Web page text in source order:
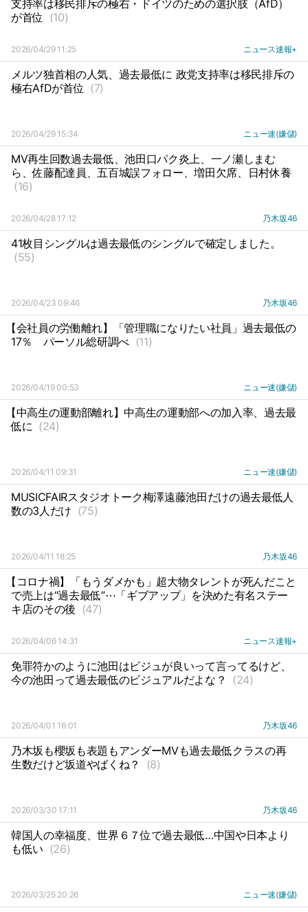
支持率は移民排斥の極右・ドイツのための選択肢（AfD）
が首位 (10)
2026/04/29 11:25 ニュース速報+
メルツ独首相の人気、過去最低に 政党支持率は移民排斥の
極右AfDが首位 (7)
2026/04/29 15:34 ニュー速(嫌儲)
MV再生回数過去最低、池田口パク炎上、一ノ瀬しまむ
ら、佐藤配達員、五百城誤フォロー、増田欠席、日村休養
(16)
2026/04/28 17:12 乃木坂46
41枚目シングルは過去最低のシングルで確定しました。
(55)
2026/04/23 09:46 乃木坂46
【会社員の労働離れ】「管理職になりたい社員」過去最低の
17％
パーソル総研調べ (11)
2026/04/19 00:53 ニュー速(嫌儲)
【中高生の運動部離れ】中高生の運動部への加入率、過去最
低に (24)
2026/04/11 09:31 ニュー速(嫌儲)
MUSICFAIRスタジオトーク梅澤遠藤池田だけの過去最低人
数の3人だけ (75)
2026/04/11 18:25 乃木坂46
【コロナ禍】「もうダメかも」超大物タレントが死んだこと
で売上は“過去最低”⋯「ギブアップ」を決めた有名ステー
キ店のその後 (47)
2026/04/06 14:31 ニュース速報+
免罪符かのように池田はビジュが良いって言ってるけど、
今の池田って過去最低のビジュアルだよな？
(24)
2026/04/01 16:01 乃木坂46
乃木坂も櫻坂も表題もアンダーMVも過去最低クラスの再
生数だけど坂道やばくね？
(8)
2026/03/30 17:11 乃木坂46
韓国人の幸福度、世界６７位で過去最低…中国や日本より
も低い (26)
2026/03/25 20:26 ニュー速(嫌儲)